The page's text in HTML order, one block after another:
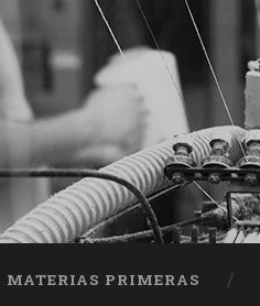
MATERIAS PRIMERAS